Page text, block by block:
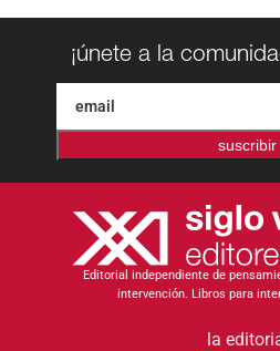
¡únete a la
suscribir
Editorial independiente de
intervención. Libros para
la